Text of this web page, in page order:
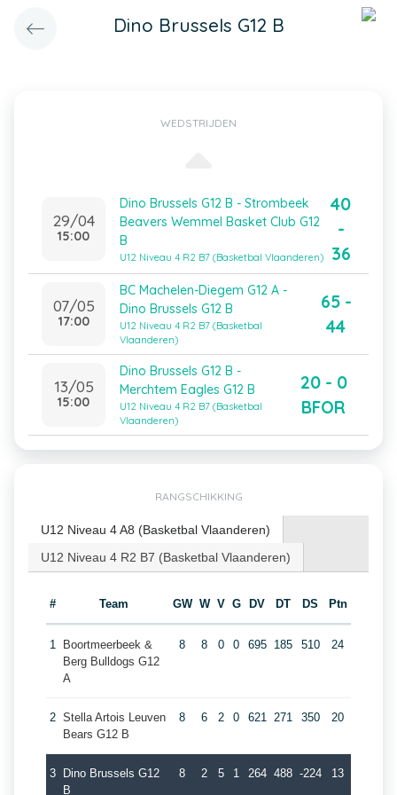
Dino Brussels G12 B
WEDSTRIJDEN
29/04
15:00
Dino Brussels G12 B - Strombeek
Beavers Wemmel Basket Club G12
B
U12 Niveau 4 R2 B7 (Basketbal Vlaanderen)
40
-
36
07/05
17:00
BC Machelen-Diegem G12 A -
Dino Brussels G12 B
U12 Niveau 4 R2 B7 (Basketbal
Vlaanderen)
65 -
44
13/05
15:00
Dino Brussels G12 B -
Merchtem Eagles G12 B
U12 Niveau 4 R2 B7 (Basketbal
Vlaanderen)
20 - 0
BFOR
RANGSCHIKKING
U12 Niveau 4 A8 (Basketbal Vlaanderen)
U12 Niveau 4 R2 B7 (Basketbal Vlaanderen)
# Team GW W V G DV DT DS Ptn
1
Boortmeerbeek &
Berg Bulldogs G12
A
8 8 0 0 695 185 510 24
2 Stella Artois Leuven
Bears G12 B
8 6 2 0 621 271 350 20
3
Dino Brussels G12
B
8 2 5 1 264 488 -224 13